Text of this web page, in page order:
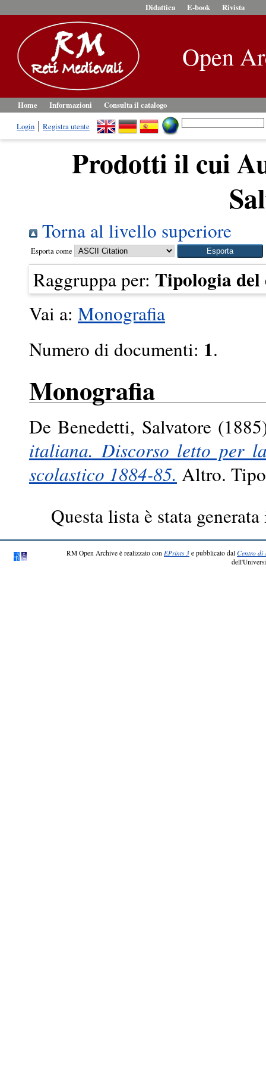
Didattica E-book Rivista
Open
Home Informazioni
Consulta il catalogo
Login
Registra utente
Prodotti il cui
Torna al livello superiore
Esporta come
Raggruppa per: Tipologia del
Vai a: Monografia
Numero di documenti: 1.
Monografia
De Benedetti, Salvatore
italiana. Discorso letto per
scolastico 1884-85. Altro.
Questa lista è stata
RM Open Archive è realizzato con EPrints 3 e pubblicato dal Centro di